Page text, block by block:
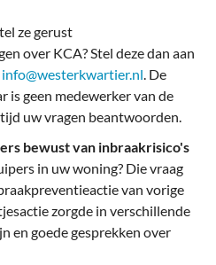
ze gerust
over KCA? Stel deze dan aan
info@westerkwartier.nl . De
is geen medewerker van de
uw vragen beantwoorden.
bewust van inbraakrisico's
in uw woning? Die vraag
van vorige
zorgde in verschillende
en goede gesprekken over